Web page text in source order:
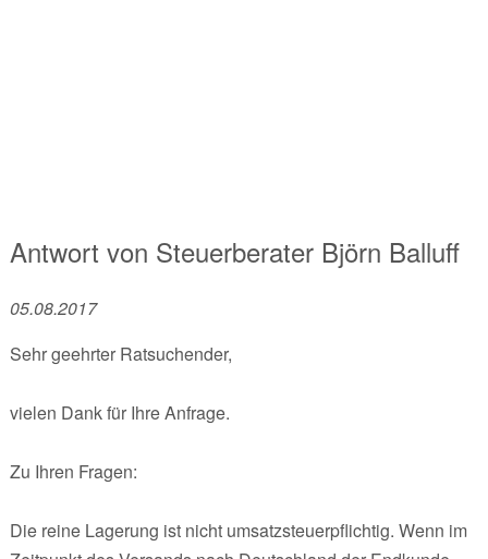
Antwort von Steuerberater Björn Balluff
05.08.2017
Sehr geehrter Ratsuchender,
vielen Dank für Ihre Anfrage.
Zu Ihren Fragen:
Die reine Lagerung ist nicht umsatzsteuerpflichtig. Wenn im